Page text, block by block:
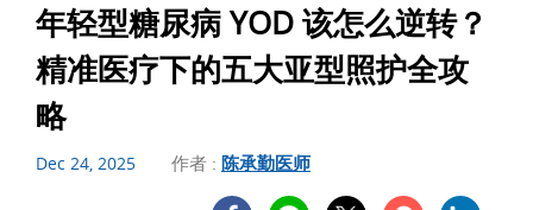
年轻型糖尿病 YOD 该怎么逆转？
精准医疗下的五大亚型照护全攻
略
Dec 24, 2025 作者 : 陈承勤医师